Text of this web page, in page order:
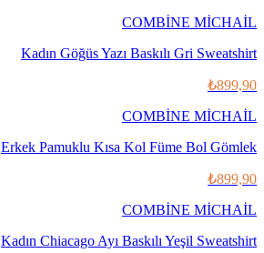
COMBİNE MİCHAİL
Kadın Göğüs Yazı Baskılı Gri Sweatshirt
₺899,90
COMBİNE MİCHAİL
Erkek Pamuklu Kısa Kol Füme Bol Gömlek
₺899,90
COMBİNE MİCHAİL
Kadın Chiacago Ayı Baskılı Yeşil Sweatshirt